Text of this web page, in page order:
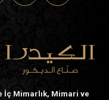
İç Mimarlık, Mimari ve